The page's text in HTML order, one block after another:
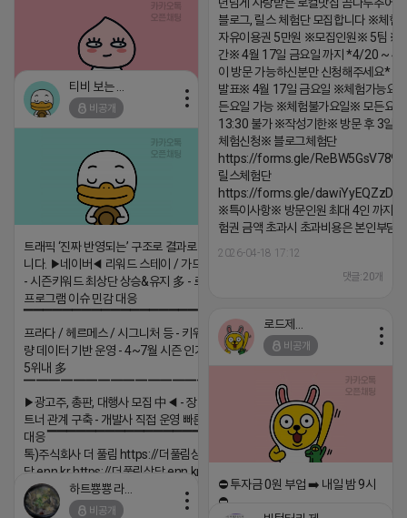
블로그, 릴스 체험단 모집합니다 ※체험
자유이용권 5만원 ※모집인원※ 5팀 ※
간※ 4월 17일 금요일 까지 *4/20 ~ 4/
이 방문 가능하신분만 신청해주세요* ※
발표※ 4월 17일 금요일 ※체험가능요
든요일 가능 ※체험불가요일※ 모든요
13:30 불가 ※작성기한※ 방문 후 3일
체험신청※ 블로그체험단
https://forms.gle/
릴스체험단
https://forms.gle/
※특이사항※ 방문인원 최대 4인 까지
험권 금액 초과시 초과비용은 본인부담
2026-04-18 17:12
댓글:20개
2026-04-18 17:05
비공개
트래픽 ‘진짜 반영되는’ 구조로 결과로 보여드립
니다. ▶네이버◀ 리워드 스테이 / 가드 / 자몽 등
- 시즌키워드 최상단 상승&유지 多 - 로직변화,
프로그램 이슈 민감 대응
▔▔▔▔▔▔▔▔▔▔▔▔▔▔▔▔▔▔ ▶쿠팡◀
프라다 / 헤르메스 / 시그니처 등 - 키워드 검색
량 데이터 기반 운영 - 4~7월 시즌 인기 키워드
5위내 多
▔▔▔▔▔▔▔▔▔▔▔▔▔▔▔▔▔▔
▶광고주, 총판, 대행사 모집 中◀ - 장기 협업 파
트너 관계 구축 - 개발사 직접 운영 빠른 피드백
대응 ▔▔▔▔▔▔▔▔▔▔▔▔▔▔▔▔▔▔ (카
톡)주식회사 더 풀림 https://더풀림상
담.enn.kr https://더풀림상담.enn.kr
2026-04-18 17:26
비공개
⛔️ 투자금 0원 부업 ➡️ 내일 밤 9시
⛔️
하트뿅뿅 라이언
비공개